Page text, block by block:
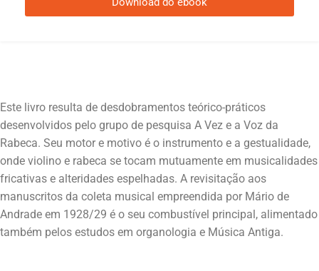
Este livro resulta de desdobramentos teórico-práticos
desenvolvidos pelo grupo de pesquisa A Vez e a Voz da
Rabeca. Seu motor e motivo é o instrumento e a gestualidade,
onde violino e rabeca se tocam mutuamente em musicalidades
fricativas e alteridades espelhadas. A revisitação aos
manuscritos da coleta musical empreendida por Mário de
Andrade em 1928/29 é o seu combustível principal, alimentado